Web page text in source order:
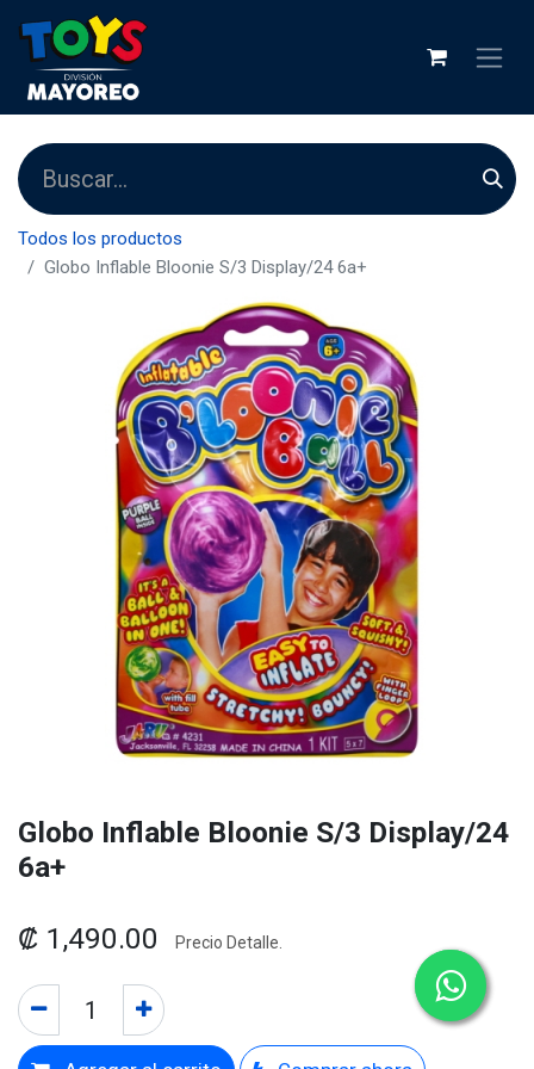
Todos los productos
Globo Inflable Bloonie S/3 Display/24 6a+
Globo Inflable Bloonie S/3 Display/24
6a+
₡ 1,490.00 Precio Detalle.